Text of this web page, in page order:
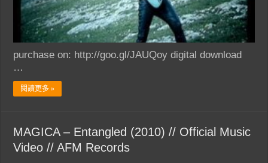
purchase on: http://goo.gl/JAUQoy digital download
…
閱讀更多 »
MAGICA – Entangled (2010) // Official Music
Video // AFM Records